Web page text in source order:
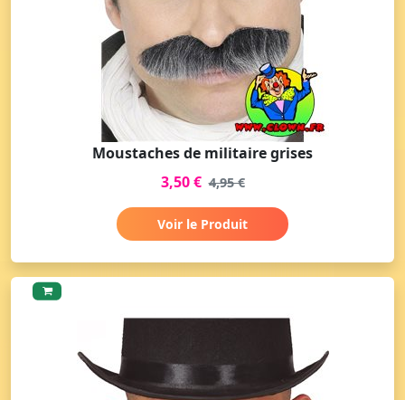
Moustaches de militaire grises
3,50 € 4,95 €
Voir le Produit